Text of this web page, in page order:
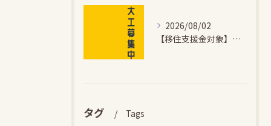
2026/08/02
【移住支援金対象】【未経験歓迎】大多喜町で「見えないところも...
タグ Tags